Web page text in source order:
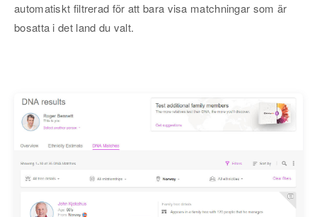
automatiskt filtrerad för att bara visa matchningar som är
bosatta i det land du valt.